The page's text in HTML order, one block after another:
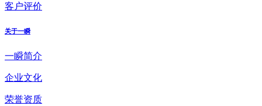
客户评价
关于一瞬
一瞬简介
企业文化
荣誉资质